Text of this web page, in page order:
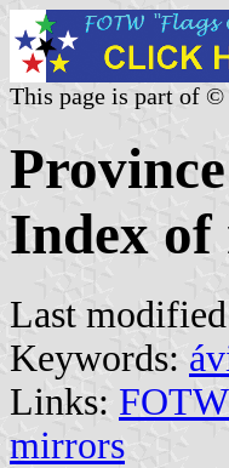
This page is part of
Index of
Last
Keywords:
Links:
mirrors